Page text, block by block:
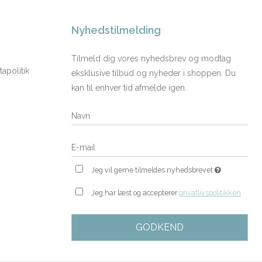
Nyhedstilmelding
Tilmeld dig vores nyhedsbrev og modtag
eksklusive tilbud og nyheder i shoppen. Du
kan til enhver tid afmelde igen.
Jeg vil gerne tilmeldes nyhedsbrevet
Jeg har læst og accepterer privatlivspolitikken
GODKEND